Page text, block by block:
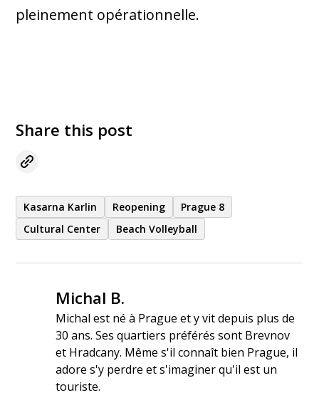
pleinement opérationnelle.
Share this post
Kasarna Karlin Reopening
Prague 8
Cultural Center
Beach Volleyball
Michal B.
Michal est né à Prague et y vit depuis plus de
30 ans. Ses quartiers préférés sont Brevnov
et Hradcany. Même s'il connaît bien Prague, il
adore s'y perdre et s'imaginer qu'il est un
touriste.